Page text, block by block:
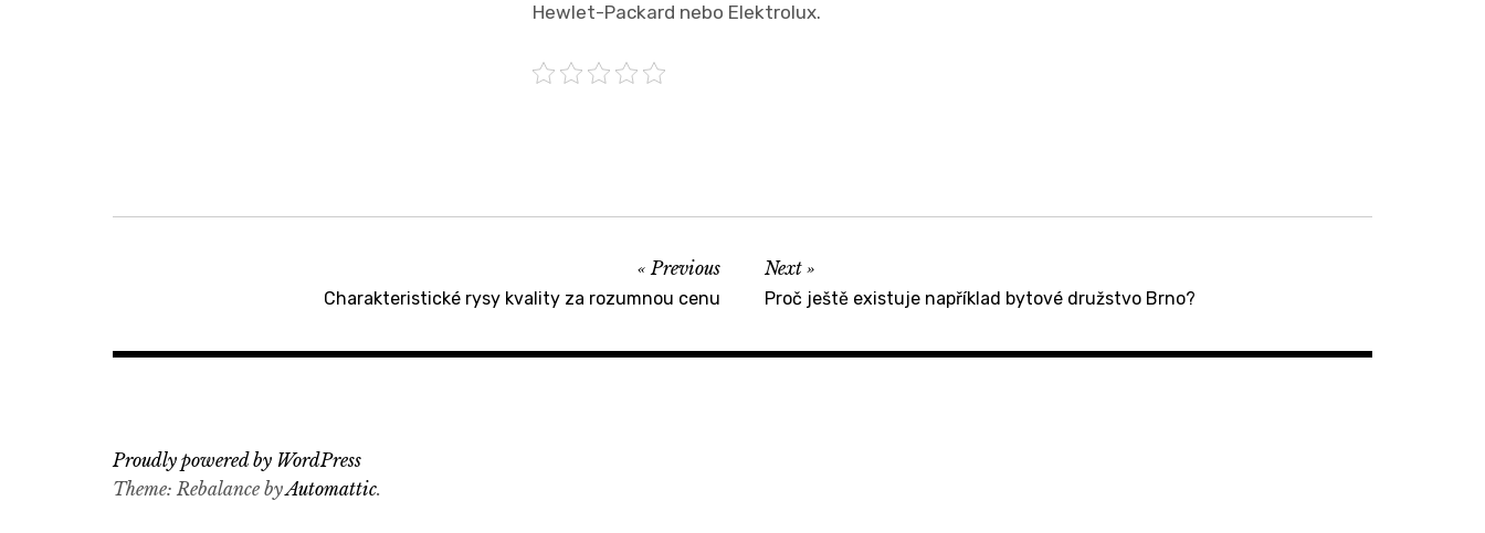
Hewlet-Packard nebo Elektrolux.
Previous
Charakteristické rysy kvality za rozumnou cenu
Next
Proč ještě existuje například bytové družstvo Brno?
Proudly powered by WordPress
Theme: Rebalance byAutomattic.